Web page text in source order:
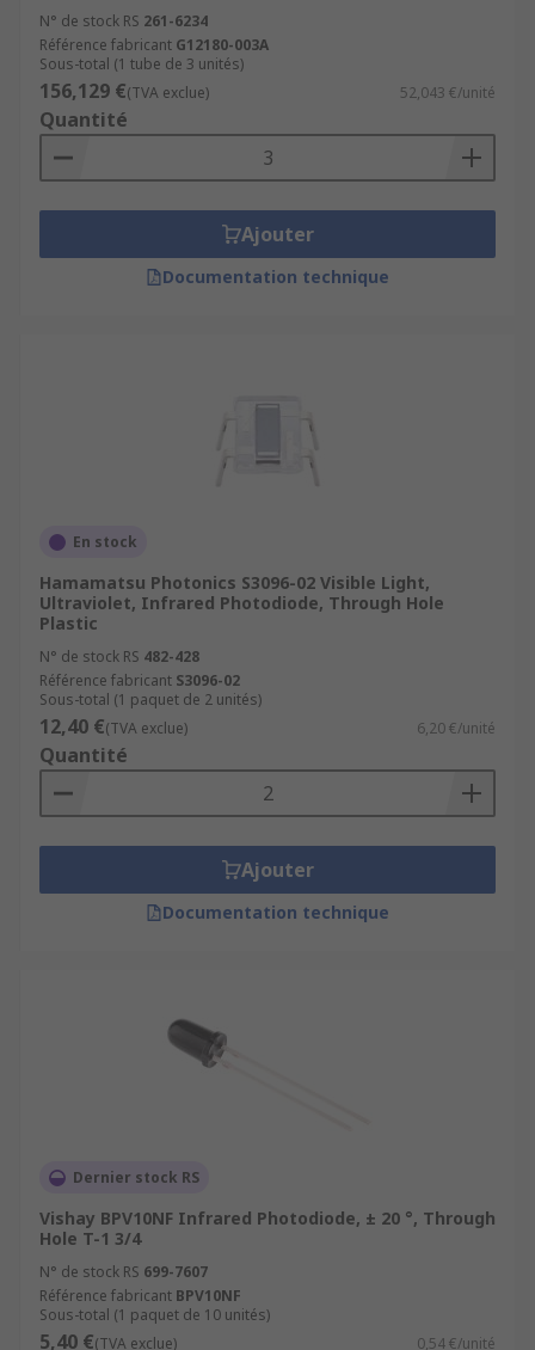
N° de stock RS 261-6234
Référence fabricant G12180-003A
Sous-total (1 tube de 3 unités)
156,129 €(TVA exclue) 52,043 €/unité
Quantité
Ajouter
Documentation technique
En stock
Hamamatsu Photonics S3096-02 Visible Light,
Ultraviolet, Infrared Photodiode, Through Hole
Plastic
N° de stock RS 482-428
Référence fabricant S3096-02
Sous-total (1 paquet de 2 unités)
12,40 €(TVA exclue) 6,20 €/unité
Quantité
Ajouter
Documentation technique
Dernier stock RS
Vishay BPV10NF Infrared Photodiode, ± 20 °, Through
Hole T-1 3/4
N° de stock RS 699-7607
Référence fabricant BPV10NF
Sous-total (1 paquet de 10 unités)
5,40 €(TVA exclue) 0,54 €/unité